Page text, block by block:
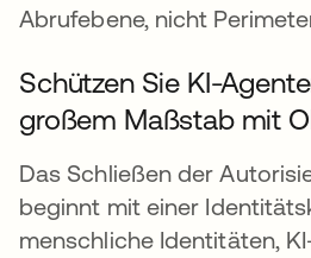
Abrufebene, nicht
Schützen Sie KI-
großem Maßstab mit
Das Schließen der
beginnt mit einer
menschliche Identitäten,